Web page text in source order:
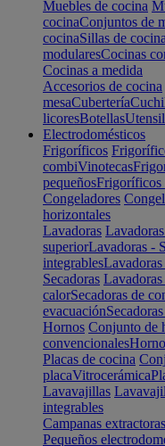
Muebles de cocina
cocinaConjuntos de
cocinaSillas de cocina
modularesCocinas
Cocinas a medida
Accesorios de cocina
mesaCubertería
licoresBotellas
Electrodomésticos
Frigoríficos
combiVinotecas
pequeñosFrigoríficos
Congeladores
horizontales
Lavadoras
superiorLavadoras -
integrables
Secadoras Lavadoras
calorSecadoras de
evacuación
Hornos Conjunto de
convencionales
Placas de cocina
placaVitrocerámica
Lavavajillas
integrables
Campanas extractoras
Pequeños